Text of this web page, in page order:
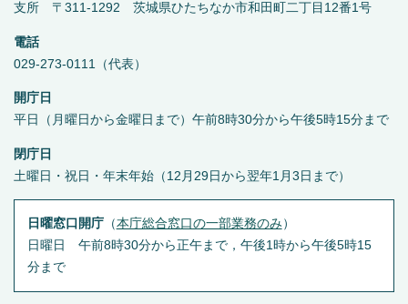
支所 〒311-1292 茨城県ひたちなか市和田町二丁目12番1号
電話
029-273-0111（代表）
開庁日
平日（月曜日から金曜日まで）午前8時30分から午後5時15分まで
閉庁日
土曜日・祝日・年末年始（12月29日から翌年1月3日まで）
日曜窓口開庁（本庁総合窓口の一部業務のみ ）
日曜日 午前8時30分から正午まで，午後1時から午後5時15
分まで